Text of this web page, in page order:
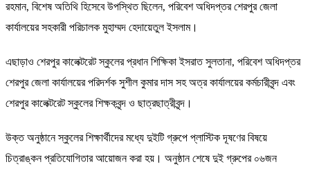
রহমান, বিশেষ অতিথি হিসেবে উপস্থিত ছিলেন, পরিবেশ অধিদপ্তর শেরপুর জেলা
কার্যালয়ের সহকারী পরিচালক মুহাম্মদ হেদায়েতুল ইসলাম।
এছাড়াও শেরপুর কালেক্টরেট স্কুলের প্রধান শিক্ষিকা ইসরাত সুলতানা, পরিবেশ অধিদপ্তর
শেরপুর জেলা কার্যালয়ের পরিদর্শক সুশীল কুমার দাস সহ অত্র কার্যালয়ের কর্মচারীবৃন্দ এবং
শেরপুর কালেক্টরেট স্কুলের শিক্ষকবৃন্দ ও ছাত্রছাত্রীবৃন্দ।
উক্ত অনুষ্ঠানে স্কুলের শিক্ষার্থীদের মধ্যে দুইটি গ্রুপে প্লাস্টিক দূষণের বিষয়ে
চিত্রাঙ্কন প্রতিযোগিতার আয়োজন করা হয়। অনুষ্ঠান শেষে দুই গ্রুপের ০৬জন